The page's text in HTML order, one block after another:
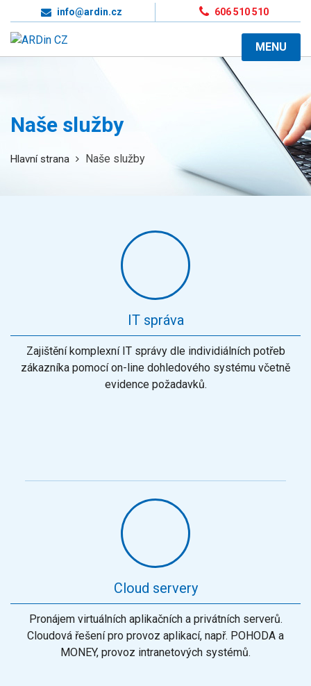
info@ardin.cz 606 510 510
MENU
Naše služby
Hlavní strana Naše služby
IT správa
Zajištění komplexní IT správy dle individiálních potřeb
zákazníka pomocí on-line dohledového systému včetně
evidence požadavků.
Cloud servery
Pronájem virtuálních aplikačních a privátních serverů.
Cloudová řešení pro provoz aplikací, např. POHODA a
MONEY, provoz intranetových systémů.